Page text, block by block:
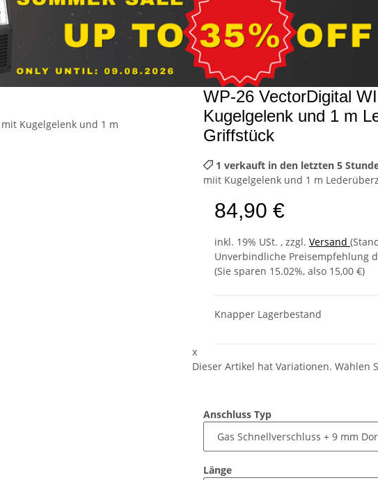
WP-26 VectorDigital
Kugelgelenk und 1 m
Griffstück
1 verkauft in den letzten 5
miit Kugelgelenk und 1 m
84,90 €
inkl. 19% USt. , zzgl. Versand
Unverbindliche Preisempfehlung
(Sie sparen 15.02%, also 15,00 €)
Knapper Lagerbestand
x
Dieser Artikel hat Variationen. Wählen
Anschluss Typ
Länge